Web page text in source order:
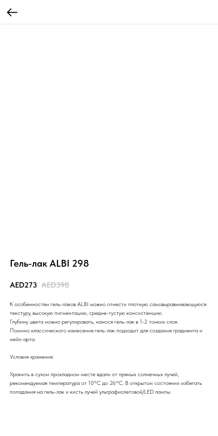
Гель-лак ALBI 298
273 390
К особенностям гель-лаков ALBI можно отнести плотную самовыравнивающуюся
текстуру, высокую пигментацию, средне-густую консистенцию.
Глубину цвета можно регулировать, нанося гель-лак в 1-2 тонких слоя.
Помимо классического нанесения гель-лак подходит для создания градиента и
нейл-арта.
Условия хранения:
Хранить в сухом прохладном месте вдали от прямых солнечных лучей,
рекомендуемая температура от 10°С до 26°С. В открытом состоянии избегать
попадания на гель-лак и кисть лучей ультрафиолетовой/LED лампы.